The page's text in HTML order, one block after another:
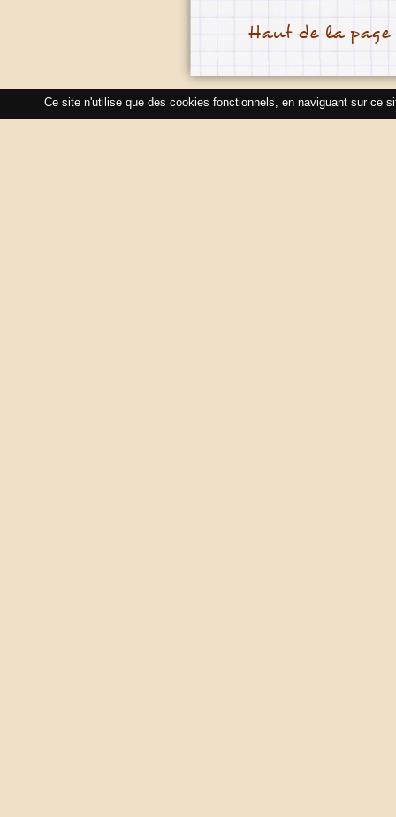
Haut de la page
Ce site n'utilise que des cookies fonctionnels, en naviguant sur ce